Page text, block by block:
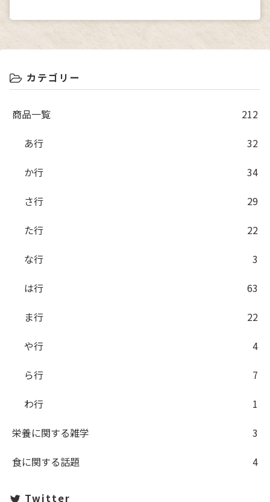
カテゴリー
商品一覧
212
あ行
32
か行
34
さ行
29
た行
22
な行
3
は行
63
ま行
22
や行
4
ら行
7
わ行
1
栄養に関する雑学
3
食に関する話題
4
Twitter